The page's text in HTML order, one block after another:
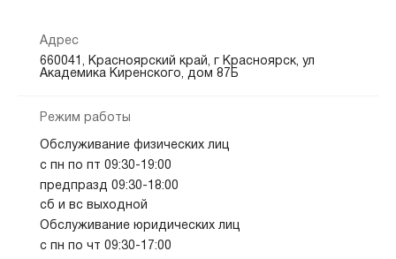
Адрес
660041, Красноярский край, г Красноярск, ул
Академика Киренского, дом 87Б
Режим работы
Обслуживание физических лиц
с пн по пт 09:30-19:00
предпразд 09:30-18:00
сб и вс выходной
Обслуживание юридических лиц
с пн по чт 09:30-17:00